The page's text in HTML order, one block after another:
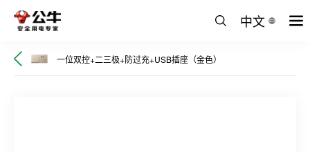
中文
一位双控+二三极+防过充+USB插座（金色）